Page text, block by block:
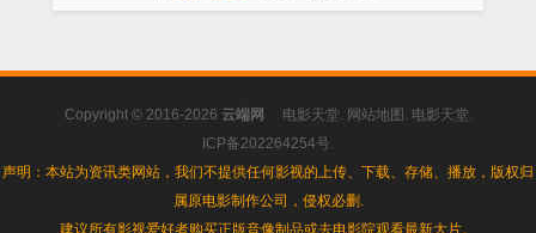
Copyright © 2016-2026 云端网 电影天堂 网站地图 电影天堂
ICP备202264254号
声明：本站为资讯类网站，我们不提供任何影视的上传、下载、存储、播放，版权归
属原电影制作公司，侵权必删.
建议所有影视爱好者购买正版音像制品或去电影院观看最新大片。